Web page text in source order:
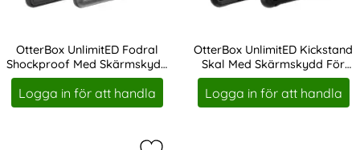
OtterBox UnlimitED Fodral
Shockproof Med Skärmskydd
För iPad 10.2 Grå
Art. nr 227746
Logga in för att handla
OtterBox UnlimitED Kickstand
Skal Med Skärmskydd För
iPad 10.2 Svart
Art. nr 227747
Logga in för att handla